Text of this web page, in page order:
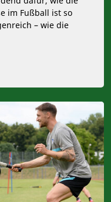
im Fußball ist so
– wie die